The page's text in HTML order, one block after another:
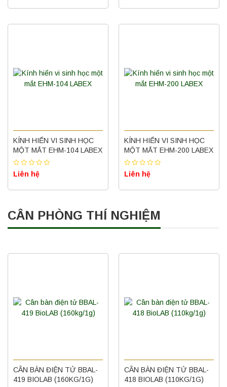
KÍNH HIỂN VI SINH HỌC
MỘT MẮT EHM-104 LABEX
Liên hệ
KÍNH HIỂN VI SINH HỌC
MỘT MẮT EHM-200 LABEX
Liên hệ
CÂN PHÒNG THÍ NGHIỆM
CÂN BÀN ĐIỆN TỬ BBAL-
419 BIOLAB (160KG/1G)
CÂN BÀN ĐIỆN TỬ BBAL-
418 BIOLAB (110KG/1G)